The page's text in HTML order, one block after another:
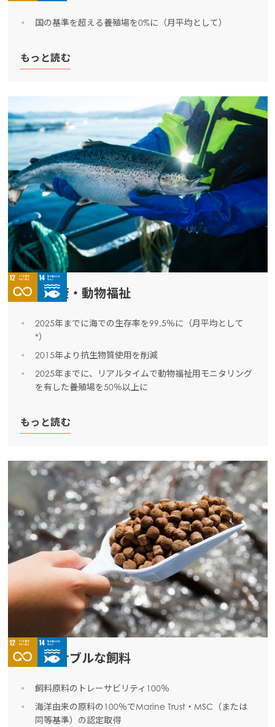
Mowi Faroe Islands
Mowi Germany
Mowi Italy
Mowi Netherlands
Mowi Norway
Mowi Poland
Mowi Scotland
Mowi Spain
Mowi Turkey
Americas
Mowi Canada East
Mowi Canada West
Mowi USA
国の基準を超える養殖場を0%に（月平均として）
もっと読む
魚の健康・動物福祉
2025年までに海での生存率を99.5％に（月平均として
*）
2015年より抗生物質使用を削減
2025年までに、リアルタイムで動物福祉用モニタリング
を有した養殖場を50％以上に
もっと読む
サステナブルな飼料
飼料原料のトレーサビリティ100％
海洋由来の原料の100％でMarine Trust・MSC（または
同等基準）の認定取得